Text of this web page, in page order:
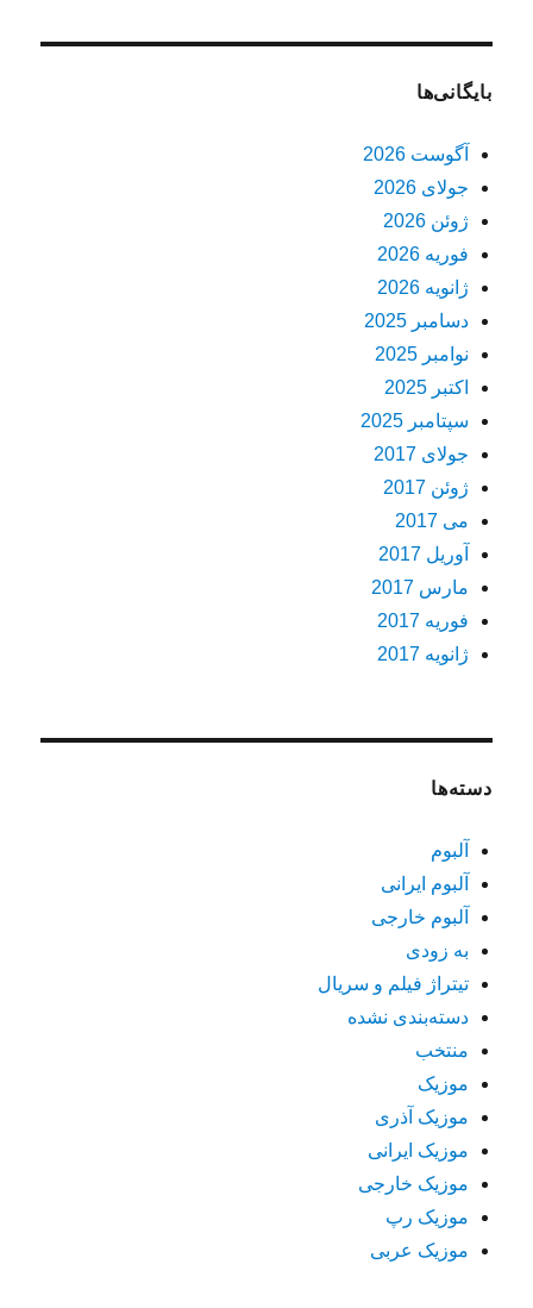
بایگانی‌ها
آگوست 2026
جولای 2026
ژوئن 2026
فوریه 2026
ژانویه 2026
دسامبر 2025
نوامبر 2025
اکتبر 2025
سپتامبر 2025
جولای 2017
ژوئن 2017
می 2017
آوریل 2017
مارس 2017
فوریه 2017
ژانویه 2017
دسته‌ها
آلبوم
آلبوم ایرانی
آلبوم خارجی
به زودی
تیتراژ فیلم و سریال
دسته‌بندی نشده
منتخب
موزیک
موزیک آذری
موزیک ایرانی
موزیک خارجی
موزیک رپ
موزیک عربی